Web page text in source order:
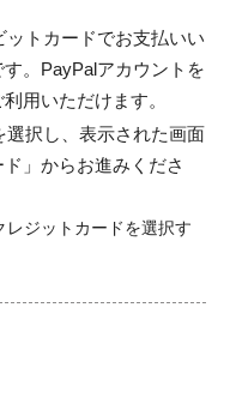
トカードでお支払いい
。PayPalアカウントを
用いただけます。
選択し、表示された画面
」からお進みくださ